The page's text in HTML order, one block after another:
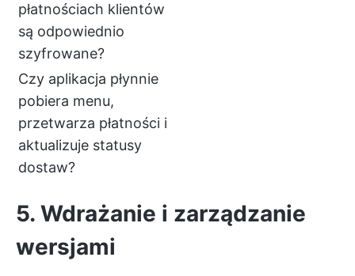
płatnościach klientów
są odpowiednio
szyfrowane?
Czy aplikacja płynnie
pobiera menu,
przetwarza płatności i
aktualizuje statusy
dostaw?
5. Wdrażanie i zarządzanie
wersjami